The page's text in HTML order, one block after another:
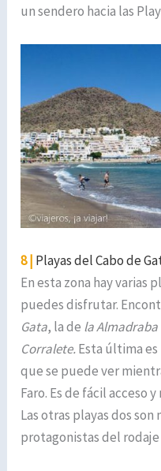
un sendero hacia las
8 | Playas del Cabo de
En esta zona hay varias
puedes disfrutar.
Gata, la de la Almadraba
Corralete.Esta última
que se puede ver
Faro. Es de fácil acceso
Las otras playas dos
protagonistas del